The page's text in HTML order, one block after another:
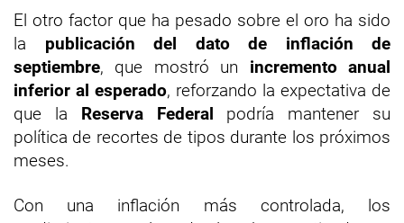
El otro factor que ha pesado sobre el oro ha sido
la publicación del dato de inflación de
septiembre, que mostró un incremento anual
inferior al esperado, reforzando la expectativa de
que la Reserva Federal podría mantener su
política de recortes de tipos durante los próximos
meses.
Con una inflación más controlada, los